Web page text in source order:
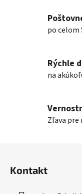
po celom
Rýchle
na
Zľava
Kontakt